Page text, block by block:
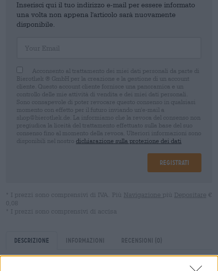
Inserisci qui il tuo indirizzo e-mail per essere informato
una volta non appena l'articolo sarà nuovamente
disponibile.
Acconsento al trattamento dei miei dati personali da parte di
Bierothek ® GmbH per la creazione e la gestione di un account
cliente. Questo account cliente fornisce una panoramica e un
controllo delle mie attività di vendita e dei miei dati personali.
Sono consapevole di poter revocare questo consenso in qualsiasi
momento con effetto per il futuro inviando un'e-mail a
shop@bierothek.de. La informiamo che la revoca del consenso non
pregiudica la liceità del trattamento effettuato sulla base del suo
consenso fino al momento della revoca. Ulteriori informazioni sono
disponibili nel nostro dichiarazione sulla protezione dei dati
Registrati
* I prezzi sono comprensivi di IVA. Più Navigazione più Depositare €
0,08
* I prezzi sono comprensivi di accisa
Descrizione Informazioni Recensioni (0)